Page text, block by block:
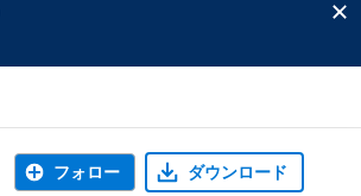
フォロー ダウンロード